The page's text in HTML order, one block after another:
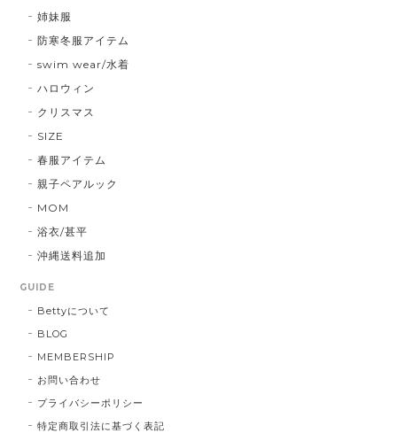
姉妹服
防寒冬服アイテム
swim wear/水着
ハロウィン
クリスマス
SIZE
春服アイテム
親子ペアルック
MOM
浴衣/甚平
沖縄送料追加
GUIDE
Bettyについて
BLOG
MEMBERSHIP
お問い合わせ
プライバシーポリシー
特定商取引法に基づく表記